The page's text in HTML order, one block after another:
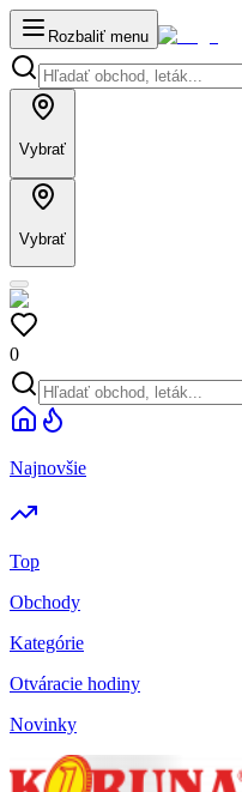
Rozbaliť menu
Vybrať
Vybrať
0
Najnovšie
Top
Obchody
Kategórie
Otváracie hodiny
Novinky